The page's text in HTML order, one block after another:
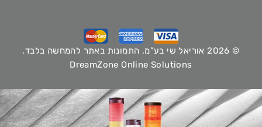
© 2026 אוריאל שי בע”מ. התמונות באתר להמחשה בלבד.
DreamZone Online Solutions